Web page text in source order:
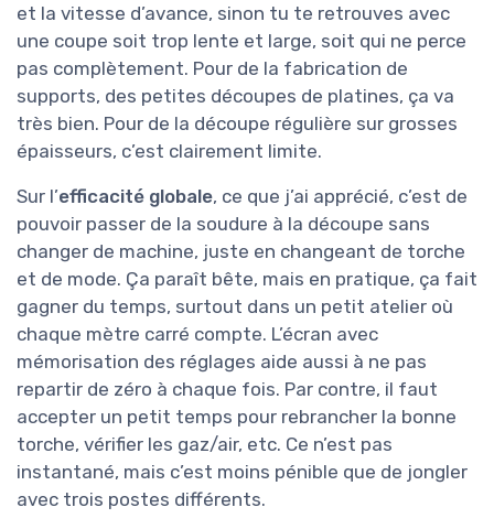
et la vitesse d’avance, sinon tu te retrouves avec
une coupe soit trop lente et large, soit qui ne perce
pas complètement. Pour de la fabrication de
supports, des petites découpes de platines, ça va
très bien. Pour de la découpe régulière sur grosses
épaisseurs, c’est clairement limite.
Sur l’efficacité globale, ce que j’ai apprécié, c’est de
pouvoir passer de la soudure à la découpe sans
changer de machine, juste en changeant de torche
et de mode. Ça paraît bête, mais en pratique, ça fait
gagner du temps, surtout dans un petit atelier où
chaque mètre carré compte. L’écran avec
mémorisation des réglages aide aussi à ne pas
repartir de zéro à chaque fois. Par contre, il faut
accepter un petit temps pour rebrancher la bonne
torche, vérifier les gaz/air, etc. Ce n’est pas
instantané, mais c’est moins pénible que de jongler
avec trois postes différents.